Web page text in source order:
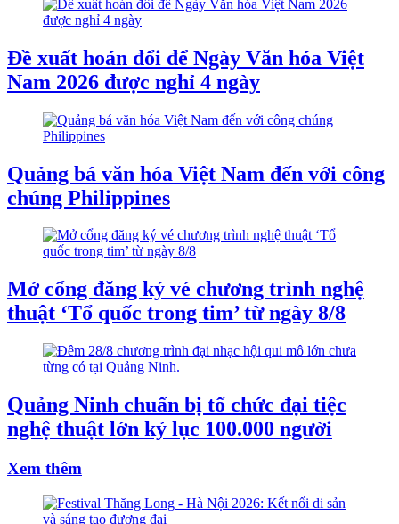
Đề xuất hoán đổi để Ngày Văn hóa Việt
Nam 2026 được nghỉ 4 ngày
Quảng bá văn hóa Việt Nam đến với công
chúng Philippines
Mở cổng đăng ký vé chương trình nghệ
thuật ‘Tổ quốc trong tim’ từ ngày 8/8
Quảng Ninh chuẩn bị tổ chức đại tiệc
nghệ thuật lớn kỷ lục 100.000 người
Xem thêm